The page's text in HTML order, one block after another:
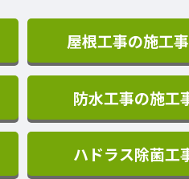
屋根工事の施工
防水工事の施工
ハドラス除菌工